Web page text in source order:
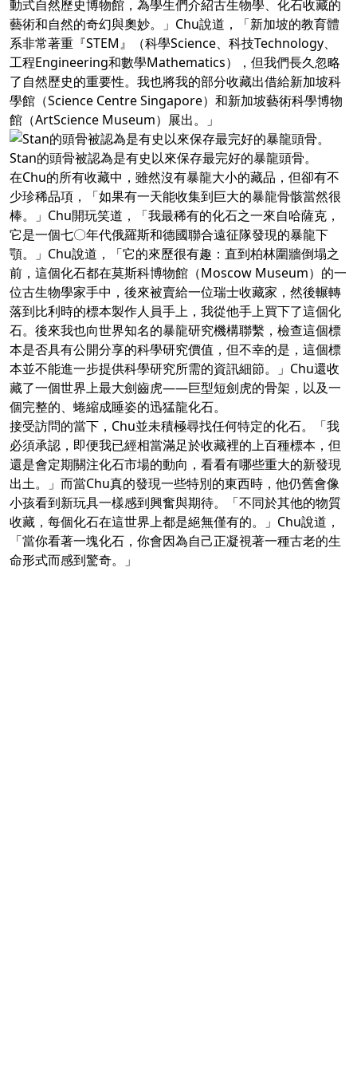
動式自然歷史博物館，為學生們介紹古生物學、化石收藏的
藝術和自然的奇幻與奧妙。」Chu說道，「新加坡的教育體
系非常著重『STEM』（科學Science、科技Technology、
工程Engineering和數學Mathematics），但我們長久忽略
了自然歷史的重要性。我也將我的部分收藏出借給新加坡科
學館（Science Centre Singapore）和新加坡藝術科學博物
館（ArtScience Museum）展出。」
Stan的頭骨被認為是有史以來保存最完好的暴龍頭骨。
在Chu的所有收藏中，雖然沒有暴龍大小的藏品，但卻有不
少珍稀品項，「如果有一天能收集到巨大的暴龍骨骸當然很
棒。」Chu開玩笑道，「我最稀有的化石之一來自哈薩克，
它是一個七〇年代俄羅斯和德國聯合遠征隊發現的暴龍下
顎。」Chu說道，「它的來歷很有趣：直到柏林圍牆倒塌之
前，這個化石都在莫斯科博物館（Moscow Museum）的一
位古生物學家手中，後來被賣給一位瑞士收藏家，然後輾轉
落到比利時的標本製作人員手上，我從他手上買下了這個化
石。後來我也向世界知名的暴龍研究機構聯繫，檢查這個標
本是否具有公開分享的科學研究價值，但不幸的是，這個標
本並不能進一步提供科學研究所需的資訊細節。」Chu還收
藏了一個世界上最大劍齒虎——巨型短劍虎的骨架，以及一
個完整的、蜷縮成睡姿的迅猛龍化石。
接受訪問的當下，Chu並未積極尋找任何特定的化石。「我
必須承認，即便我已經相當滿足於收藏裡的上百種標本，但
還是會定期關注化石市場的動向，看看有哪些重大的新發現
出土。」而當Chu真的發現一些特別的東西時，他仍舊會像
小孩看到新玩具一樣感到興奮與期待。「不同於其他的物質
收藏，每個化石在這世界上都是絕無僅有的。」Chu說道，
「當你看著一塊化石，你會因為自己正凝視著一種古老的生
命形式而感到驚奇。」